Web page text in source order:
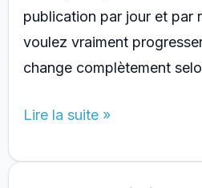
publication par jour et par
voulez vraiment
change complètement
Combien
Publications
Lire la suite »